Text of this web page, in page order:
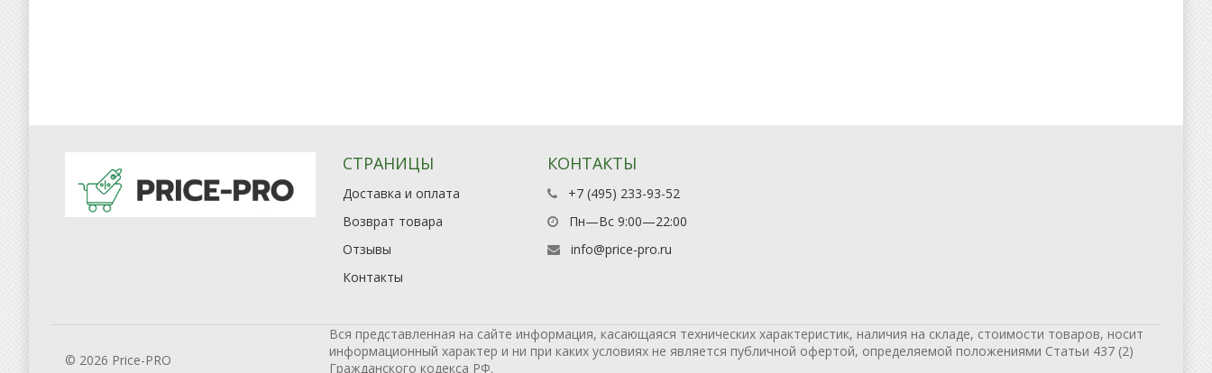
СТРАНИЦЫ
Доставка и оплата
Возврат товара
Отзывы
Контакты
КОНТАКТЫ
+7 (495) 233-93-52
Пн—Вс 9:00—22:00
info@price-pro.ru
© 2026 Price-PRO
Вся представленная на сайте информация, касающаяся технических характеристик, наличия на складе, стоимости товаров, носит
информационный характер и ни при каких условиях не является публичной офертой, определяемой положениями Статьи 437 (2)
Гражданского кодекса РФ.